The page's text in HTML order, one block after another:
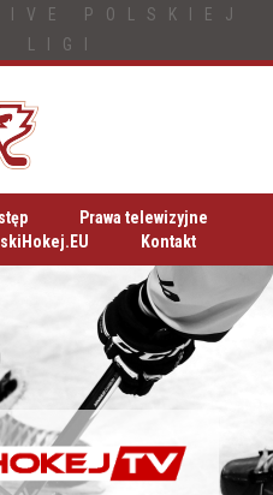
POLSKIEJ
LIGI
Prawa telewizyjne
Kontakt